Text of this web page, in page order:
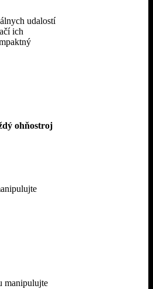
udalostí
ich
ohňostroj
manipulujte